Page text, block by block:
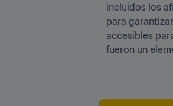
incluidos los
para
accesibles
fueron un